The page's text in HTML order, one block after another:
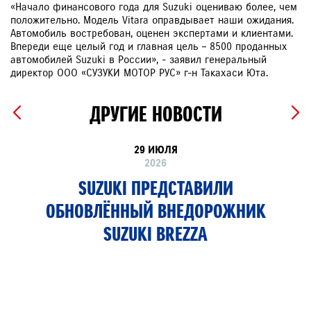
«Начало финансового года для Suzuki оцениваю более, чем
положительно. Модель Vitara оправдывает наши ожидания.
Автомобиль востребован, оценен экспертами и клиентами.
Впереди еще целый год и главная цель – 8500 проданных
автомобилей Suzuki в России», - заявил генеральный
директор ООО «СУЗУКИ МОТОР РУС» г-н Такахаси Юта.
ДРУГИЕ НОВОСТИ
29 ИЮЛЯ
2026
SUZUKI ПРЕДСТАВИЛИ
ОБНОВЛЁННЫЙ ВНЕДОРОЖНИК
SUZUKI BREZZA